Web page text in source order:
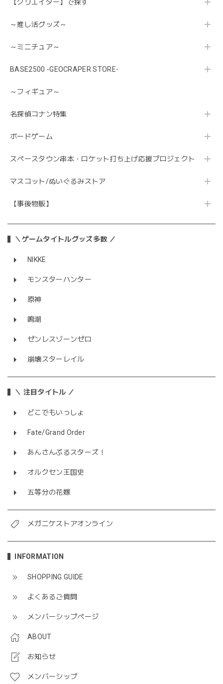
【クリエイター】で探す
～推し活グッズ～
～ミニチュア～
BASE2500 -GEOCRAPER STORE-
～フィギュア～
名探偵コナン特集
ボードゲーム
スペースタウン串本・ロケット打ち上げ応援プロジェクト
マスコット/ぬいぐるみストア
【事後物販】
＼ゲームタイトルグッズ多数 ／
NIKKE
モンスターハンター
原神
鳴潮
ゼンレスゾーンゼロ
崩壊スターレイル
＼ 注目タイトル ／
どこでもいっしょ
Fate/Grand Order
あんさんぶるスターズ！
オルクセン王国史
五等分の花嫁
メガニケストアオンライン
INFORMATION
SHOPPING GUIDE
よくあるご質問
メンバーシップページ
ABOUT
お知らせ
メンバーシップ